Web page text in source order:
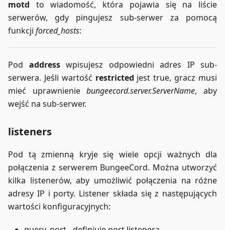
motd to wiadomość, która pojawia się na liście
serwerów, gdy pingujesz sub-serwer za pomocą
funkcji forced_hosts:
Pod addresswpisujesz odpowiedni adres IP sub-
serwera. Jeśli wartość restricted jest true, gracz musi
mieć uprawnieniebungeecord.server.ServerName, aby
wejść na sub-serwer.
listeners
Pod tą zmienną kryje się wiele opcji ważnych dla
połączenia z serwerem BungeeCord. Można utworzyć
kilka listenerów, aby umożliwić połączenia na różne
adresy IP i porty. Listener składa się z następujących
wartości konfiguracyjnych: